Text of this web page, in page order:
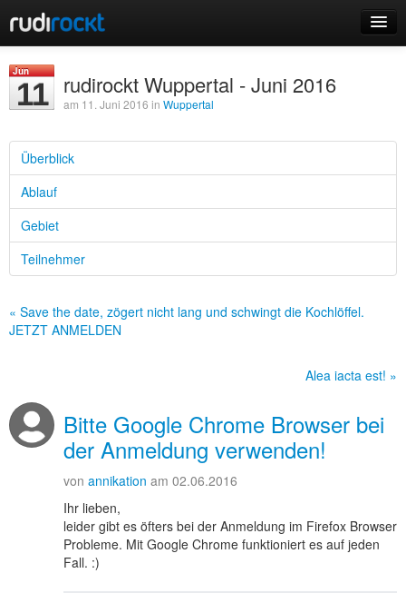
Events
Login
Registrieren
Jun
11 rudirockt Wuppertal - Juni 2016
am 11. Juni 2016 in Wuppertal
Überblick
Ablauf
Gebiet
Teilnehmer
« Save the date, zögert nicht lang und schwingt die Kochlöffel.
JETZT ANMELDEN
Alea iacta est! »
Bitte Google Chrome Browser bei
der Anmeldung verwenden!
von annikation am 02.06.2016
Ihr lieben,
leider gibt es öfters bei der Anmeldung im Firefox Browser
Probleme. Mit Google Chrome funktioniert es auf jeden
Fall. :)